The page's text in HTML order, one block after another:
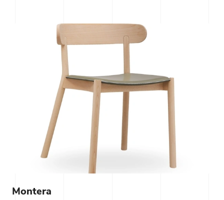
Montera